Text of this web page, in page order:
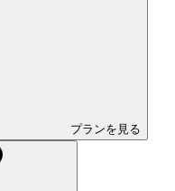
プランを見る